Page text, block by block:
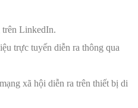
trên LinkedIn.
trực tuyến diễn ra thông qua
xã hội diễn ra trên thiết bị di